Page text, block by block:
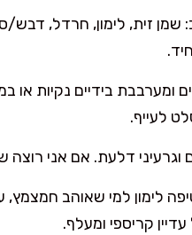
לעייף.
דלעת. אם אני
לימון למי שאוהב
קריספי ומעלף.